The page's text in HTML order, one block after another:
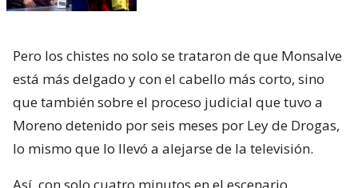
Pero los chistes no solo se trataron de que Monsalve
está más delgado y con el cabello más corto, sino
que también sobre el proceso judicial que tuvo a
Moreno detenido por seis meses por Ley de Drogas,
lo mismo que lo llevó a alejarse de la televisión.